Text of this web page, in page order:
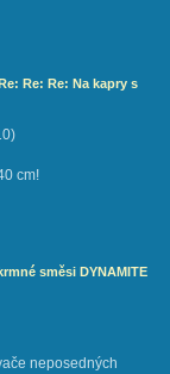
Re: Re: Na kapry s
)
cm!
směsi DYNAMITE
neposedných